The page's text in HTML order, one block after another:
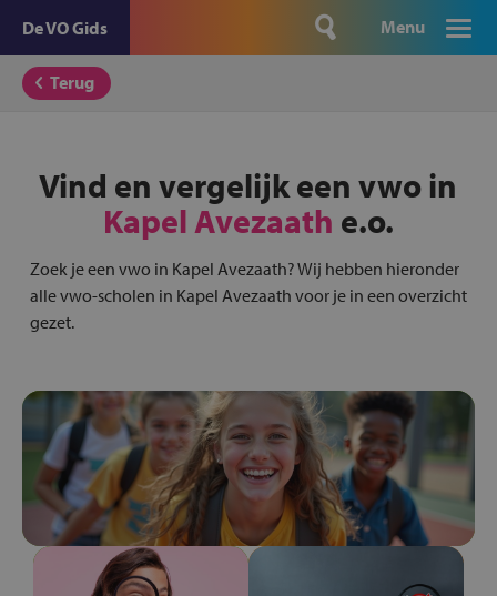
De VO Gids Menu
Terug
Vind en vergelijk een vwo in
Kapel Avezaath e.o.
Zoek je een vwo in Kapel Avezaath? Wij hebben hieronder
alle vwo-scholen in Kapel Avezaath voor je in een overzicht
gezet.